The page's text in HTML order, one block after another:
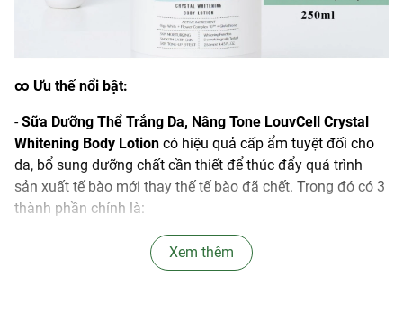
∞ Ưu thế nổi bật:
-Sữa Dưỡng Thể Trắng Da, Nâng Tone LouvCell Crystal
Whitening Body Lotion có hiệu quả cấp ẩm tuyệt đối cho
da, bổ sung dưỡng chất cần thiết để thúc đẩy quá trình
sản xuất tế bào mới thay thế tế bào đã chết. Trong đó có 3
thành phần chính là:
: Là một trong những nguyên liệu đắt giá của
tập đoàn Pentapharm, dược phẩm hàng đầu Thụy sỹ với
Xem thêm